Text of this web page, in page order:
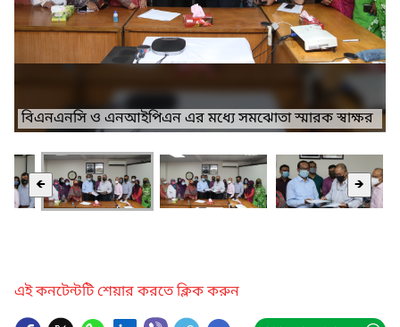
বিএনএনসি ও এনআইপিএন এর মধ্যে সমঝোতা স্মারক স্বাক্ষর
🡸 🡺
এই কনটেন্টটি শেয়ার করতে ক্লিক করুন